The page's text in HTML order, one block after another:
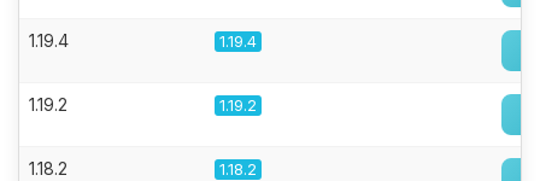
1.19.4 1.19.4
1.19.2 1.19.2
1.18.2 1.18.2